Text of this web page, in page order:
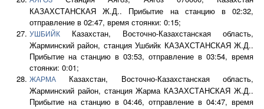
КАЗАХСТАНСКАЯ Ж.Д.. Прибытие на станцию в 02:32,
отправление в 02:47, время стоянки: 0:15;
УШБИЙК
Казахстан, Восточно-Казахстанская область,
Жарминский район, станция Ушбийк КАЗАХСТАНСКАЯ Ж.Д..
Прибытие на станцию в 03:53, отправление в 03:54, время
стоянки: 0:01;
ЖАРМА
Казахстан, Восточно-Казахстанская область,
Жарминский район, станция Жарма КАЗАХСТАНСКАЯ Ж.Д..
Прибытие на станцию в 04:46, отправление в 04:47, время